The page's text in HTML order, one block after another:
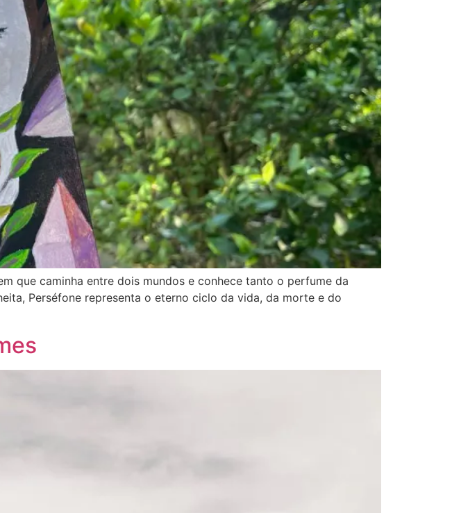
que caminha entre dois mundos e conhece tanto o perfume da
Perséfone representa o eterno ciclo da vida, da morte e do